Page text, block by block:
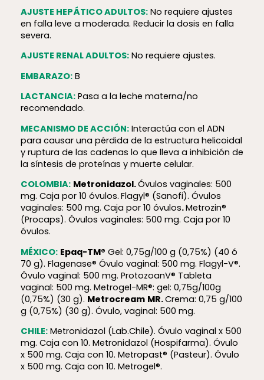
AJUSTE HEPÁTICO ADULTOS:No requiere ajustes
en falla leve a moderada. Reducir la dosis en falla
severa.
AJUSTE RENAL ADULTOS:No requiere ajustes.
EMBARAZO:B
LACTANCIA:Pasa a la leche materna/no
recomendado.
MECANISMO DE ACCIÓN:Interactúa con el ADN
para causar una pérdida de la estructura helicoidal
y ruptura de las cadenas lo que lleva a inhibición de
la síntesis de proteínas y muerte celular.
COLOMBIA: Metronidazol.Óvulos vaginales: 500
mg. Caja por 10 óvulos. Flagyl® (Sanofi). Óvulos
vaginales: 500 mg. Caja por 10 óvulos.Metrozin®
(Procaps). Óvulos vaginales: 500 mg. Caja por 10
óvulos.
MÉXICO: Epaq-TM® Gel: 0,75g/100 g (0,75%) (40 ó
70 g). Flagenase® Óvulo vaginal: 500 mg. Flagyl-V®.
Óvulo vaginal: 500 mg. ProtozoanV® Tableta
vaginal: 500 mg. Metrogel-MR®: gel: 0,75g/100g
(0,75%) (30 g). Metrocream MR.Crema: 0,75 g/100
g (0,75%) (30 g). Óvulo, vaginal: 500 mg.
CHILE:Metronidazol (Lab.Chile). Óvulo vaginal x 500
mg. Caja con 10. Metronidazol (Hospifarma). Óvulo
x 500 mg. Caja con 10. Metropast® (Pasteur). Óvulo
x 500 mg. Caja con 10. Metrogel®.